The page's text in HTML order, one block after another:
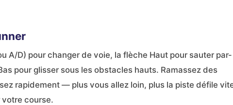
A/D) pour changer de voie, la flèche Haut pour sauter par-
pour glisser sous les obstacles hauts. Ramassez des
rapidement — plus vous allez loin, plus la piste défile
course.